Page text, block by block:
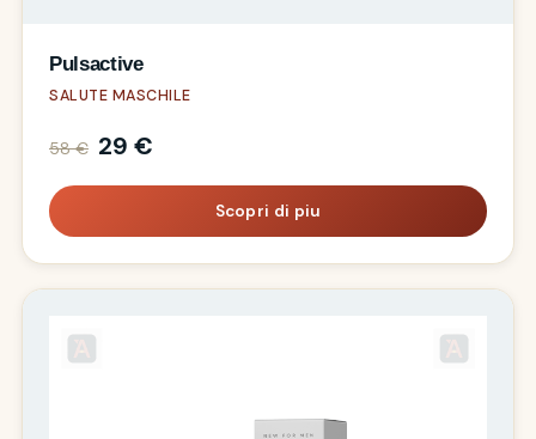
Pulsactive
SALUTE MASCHILE
58 € 29 €
Scopri di piu